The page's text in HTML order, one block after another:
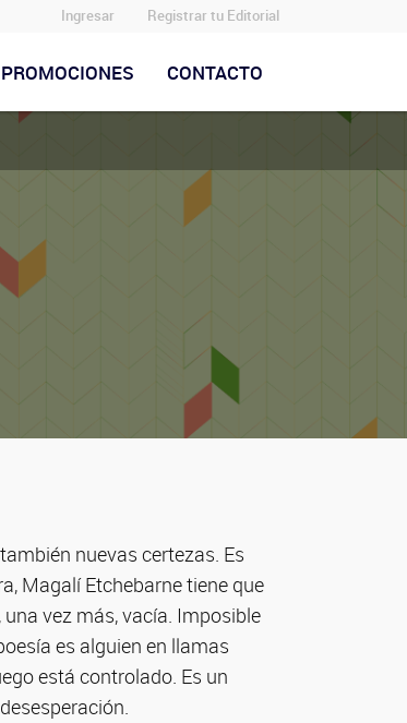
Ingresar Registrar tu Editorial
PROMOCIONES CONTACTO
nuevas certezas. Es
Magalí Etchebarne tiene que
vez más, vacía. Imposible
es alguien en llamas
está controlado. Es un